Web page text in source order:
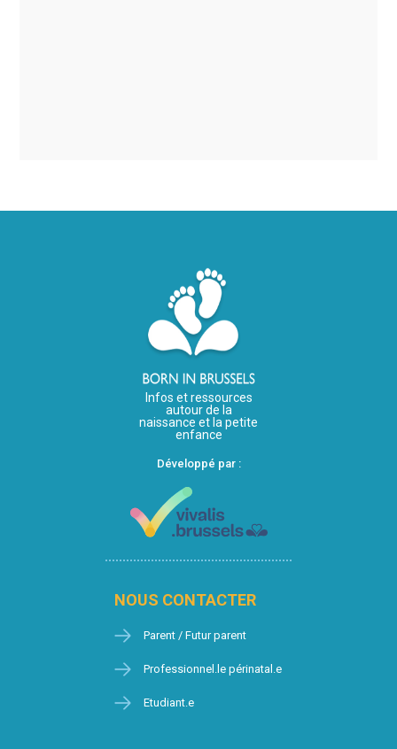
Infos et ressources
autour de la
naissance et la petite
enfance
Développé par :
NOUS CONTACTER
Parent / Futur parent
Professionnel.le périnatal.e
Etudiant.e